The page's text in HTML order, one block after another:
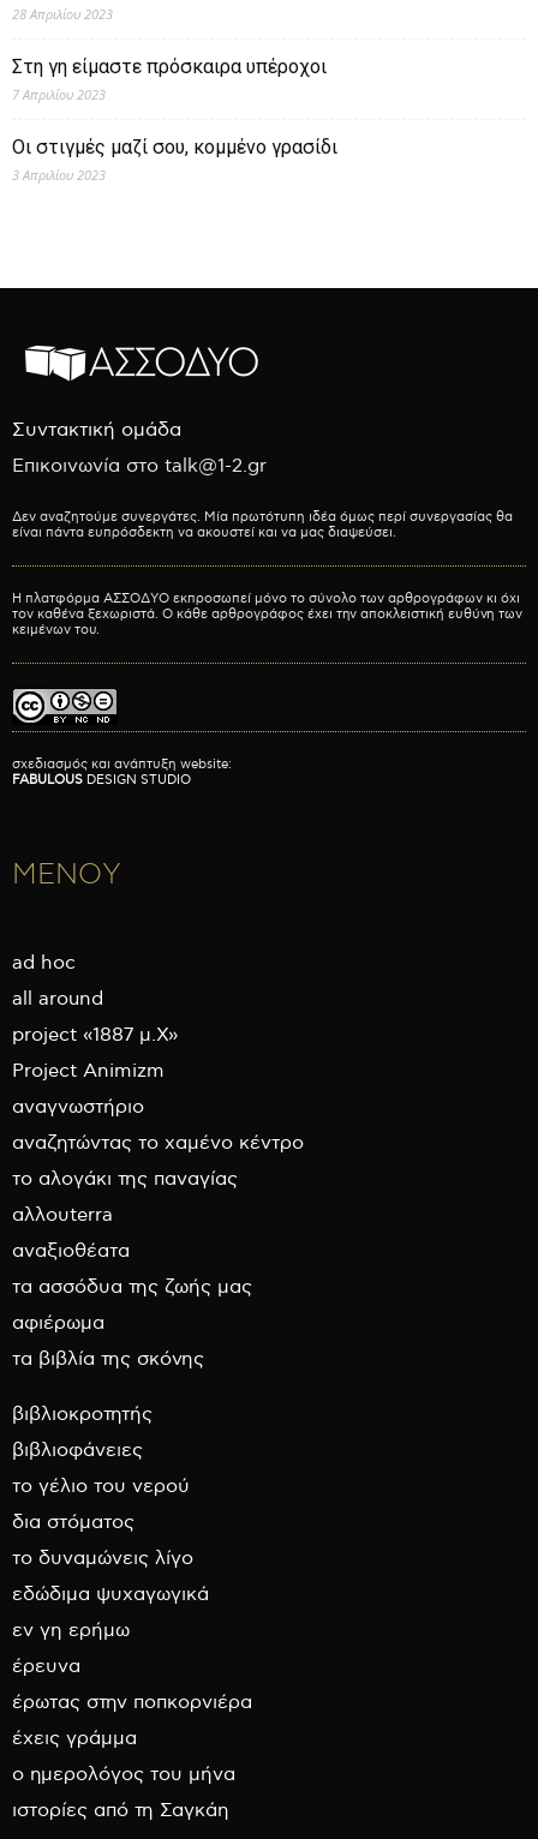
28 Απριλίου 2023
Στη γη είμαστε πρόσκαιρα υπέροχοι
7 Απριλίου 2023
Οι στιγμές μαζί σου, κομμένο γρασίδι
3 Απριλίου 2023
Συντακτική ομάδα
Επικοινωνία στο talk@1-2.gr
Δεν αναζητούμε συνεργάτες. Μία πρωτότυπη ιδέα όμως περί συνεργασίας θα
είναι πάντα ευπρόσδεκτη να ακουστεί και να μας διαψεύσει.
Η πλατφόρμα ΑΣΣΟΔΥΟ εκπροσωπεί μόνο το σύνολο των αρθρογράφων κι όχι
τον καθένα ξεχωριστά. Ο κάθε αρθρογράφος έχει την αποκλειστική ευθύνη των
κειμένων του.
σχεδιασμός και ανάπτυξη website:
FABULOUS DESIGN STUDIO
ΜΕΝΟΥ
ad hoc
all around
project «1887 μ.Χ»
Project Animizm
αναγνωστήριο
αναζητώντας το χαμένο κέντρο
το αλογάκι της παναγίας
αλλουterra
αναξιοθέατα
τα ασσόδυα της ζωής μας
αφιέρωμα
τα βιβλία της σκόνης
βιβλιοκροτητής
βιβλιοφάνειες
το γέλιο του νερού
δια στόματος
το δυναμώνεις λίγο
εδώδιμα ψυχαγωγικά
εν γη ερήμω
έρευνα
έρωτας στην ποπκορνιέρα
έχεις γράμμα
ο ημερολόγος του μήνα
ιστορίες από τη Σαγκάη